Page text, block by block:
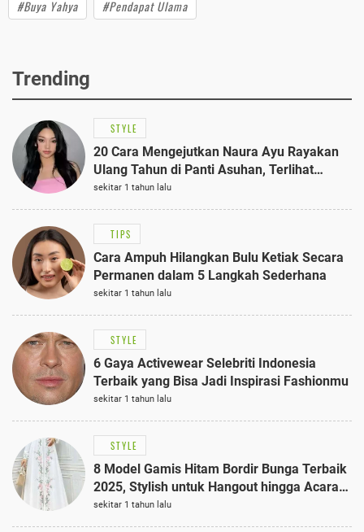
#Buya Yahya
#Pendapat Ulama
Trending
STYLE
20 Cara Mengejutkan Naura Ayu Rayakan
Ulang Tahun di Panti Asuhan, Terlihat
Anggun dengan Kaftan Cokelat
sekitar 1 tahun lalu
TIPS
Cara Ampuh Hilangkan Bulu Ketiak Secara
Permanen dalam 5 Langkah Sederhana
sekitar 1 tahun lalu
STYLE
6 Gaya Activewear Selebriti Indonesia
Terbaik yang Bisa Jadi Inspirasi Fashionmu
sekitar 1 tahun lalu
STYLE
8 Model Gamis Hitam Bordir Bunga Terbaik
2025, Stylish untuk Hangout hingga Acara
Semi-Formal
sekitar 1 tahun lalu